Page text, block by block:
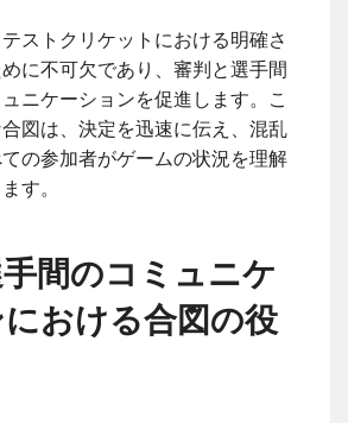
ストクリケットにおける明確さ
に不可欠であり、審判と選手間
ニケーションを促進します。こ
図は、決定を迅速に伝え、混乱
の参加者がゲームの状況を理解
す。
間のコミュニケ
おける合図の役